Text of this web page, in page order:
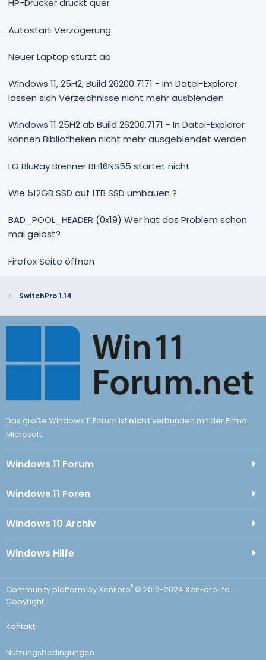
HP-Drucker druckt quer
Autostart Verzögerung
Neuer Laptop stürzt ab
Windows 11, 25H2, Build 26200.7171 - Im Datei-Explorer
lassen sich Verzeichnisse nicht mehr ausblenden
Windows 11 25H2 ab Build 26200.7171 - In Datei-Explorer
können Bibliotheken nicht mehr ausgeblendet werden
LG BluRay Brenner BH16NS55 startet nicht
Wie 512GB SSD auf 1TB SSD umbauen ?
BAD_POOL_HEADER (0x19) Wer hat das Problem schon
mal gelöst?
Firefox Seite öffnen
SwitchPro 1.14
Das große Windows 11 Forum ist nicht verbunden mit der Firma
Microsoft.
Windows 11 Forum
Windows 11 Foren
Windows 10 Archiv
Windows Hilfe
Community platform by XenForo® © 2010-2024 XenForo Ltd.
Copyright
Kontakt
Nutzungsbedingungen